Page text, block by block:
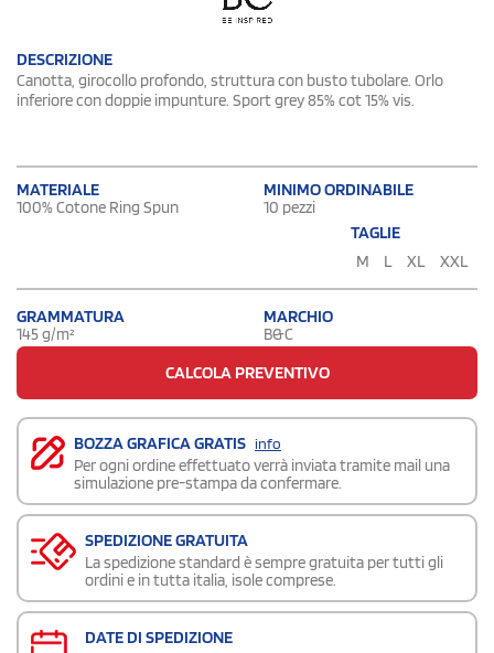
DESCRIZIONE
Canotta, girocollo profondo, struttura con busto tubolare. Orlo
inferiore con doppie impunture. Sport grey 85% cot 15% vis.
MATERIALE
100% Cotone Ring Spun
MINIMO ORDINABILE
10 pezzi
TAGLIE
M
L XL XXL
GRAMMATURA
145 g/m²
MARCHIO
B&C
CALCOLA PREVENTIVO
BOZZA GRAFICA GRATIS info
Per ogni ordine effettuato verrà inviata tramite mail una
simulazione pre-stampa da confermare.
SPEDIZIONE GRATUITA
La spedizione standard è sempre gratuita per tutti gli
ordini e in tutta italia, isole comprese.
DATE DI SPEDIZIONE